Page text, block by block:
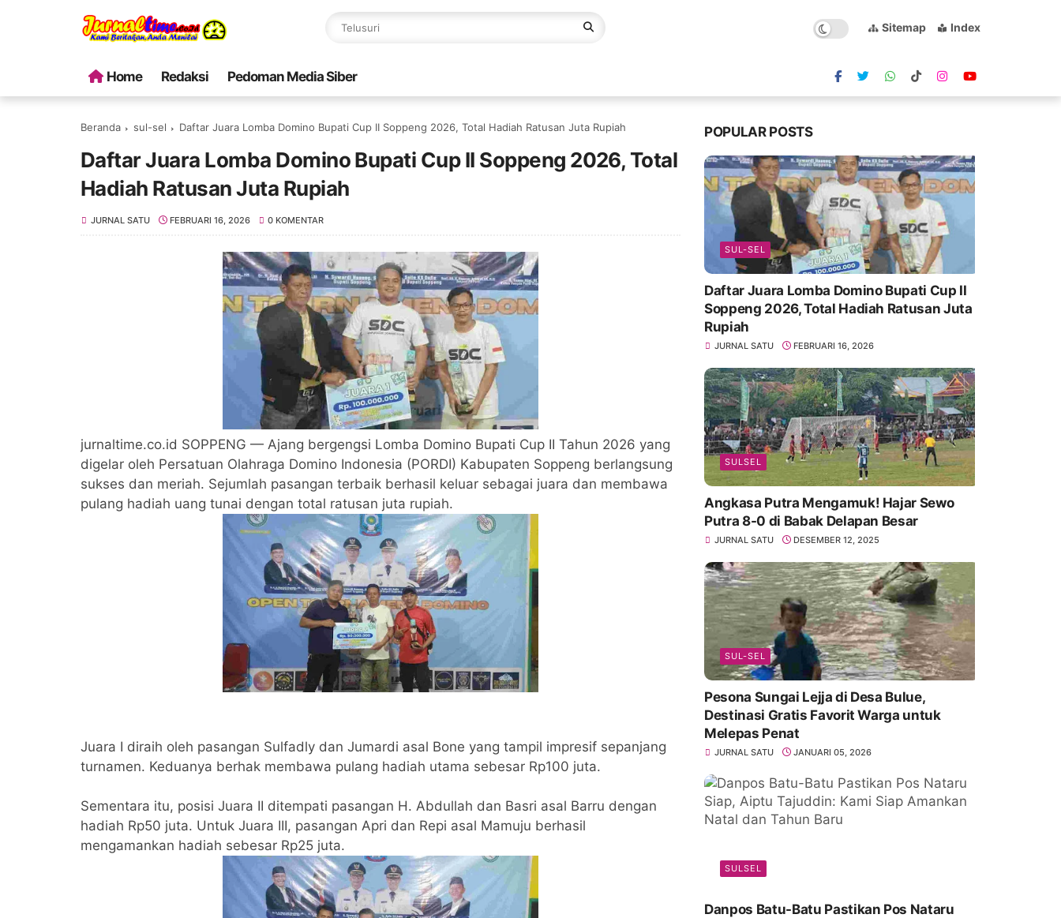
Sitemap Index
Home Redaksi Pedoman Media Siber
Beranda sul-sel Daftar Juara Lomba Domino Bupati Cup II Soppeng 2026, Total Hadiah Ratusan Juta Rupiah
Daftar Juara Lomba Domino Bupati Cup II Soppeng 2026, Total
Hadiah Ratusan Juta Rupiah
JURNAL SATU FEBRUARI 16, 2026 0 KOMENTAR
jurnaltime.co.id SOPPENG — Ajang bergengsi Lomba Domino Bupati Cup II Tahun 2026 yang
digelar oleh Persatuan Olahraga Domino Indonesia (PORDI) Kabupaten Soppeng berlangsung
sukses dan meriah. Sejumlah pasangan terbaik berhasil keluar sebagai juara dan membawa
pulang hadiah uang tunai dengan total ratusan juta rupiah.
Juara I diraih oleh pasangan Sulfadly dan Jumardi asal Bone yang tampil impresif sepanjang
turnamen. Keduanya berhak membawa pulang hadiah utama sebesar Rp100 juta.
Sementara itu, posisi Juara II ditempati pasangan H. Abdullah dan Basri asal Barru dengan
hadiah Rp50 juta. Untuk Juara III, pasangan Apri dan Repi asal Mamuju berhasil
mengamankan hadiah sebesar Rp25 juta.
POPULAR POSTS
SUL-SEL
Daftar Juara Lomba Domino Bupati Cup II
Soppeng 2026, Total Hadiah Ratusan Juta
Rupiah
JURNAL SATU FEBRUARI 16, 2026
SULSEL
Angkasa Putra Mengamuk! Hajar Sewo
Putra 8-0 di Babak Delapan Besar
JURNAL SATU DESEMBER 12, 2025
SUL-SEL
Pesona Sungai Lejja di Desa Bulue,
Destinasi Gratis Favorit Warga untuk
Melepas Penat
JURNAL SATU JANUARI 05, 2026
SULSEL
Danpos Batu-Batu Pastikan Pos Nataru